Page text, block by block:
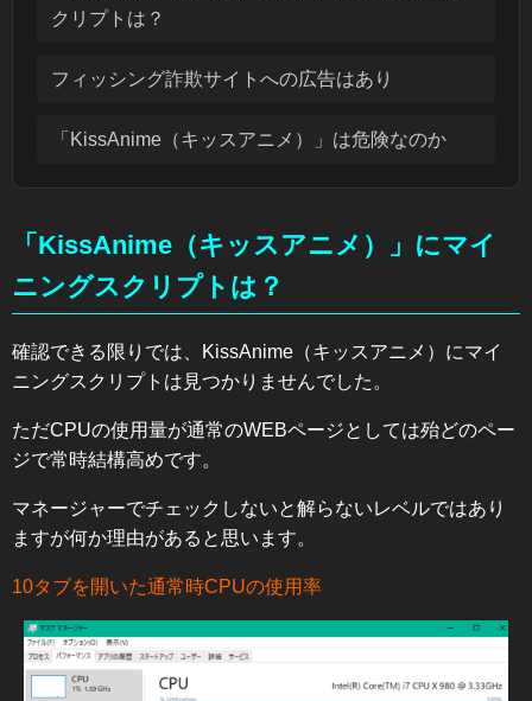
クリプトは？
フィッシング詐欺サイトへの広告はあり
「KissAnime（キッスアニメ）」は危険なのか
「KissAnime（キッスアニメ）」にマイ
ニングスクリプトは？
確認できる限りでは、KissAnime（キッスアニメ）にマイ
ニングスクリプトは見つかりませんでした。
ただCPUの使用量が通常のWEBページとしては殆どのペー
ジで常時結構高めです。
マネージャーでチェックしないと解らないレベルではあり
ますが何か理由があると思います。
10タブを開いた通常時CPUの使用率